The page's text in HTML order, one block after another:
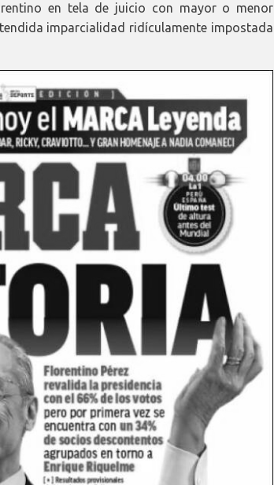
en tela de juicio con mayor o menor
imparcialidad ridículamente impostada